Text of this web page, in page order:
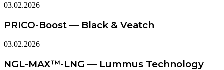
03.02.2026
PRICO-Boost — Black & Veatch
03.02.2026
NGL-MAX™-LNG — Lummus Technology